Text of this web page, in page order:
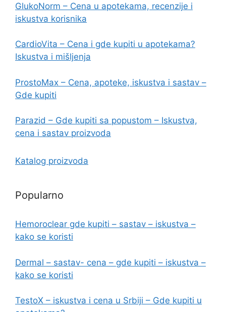
GlukoNorm – Cena u apotekama, recenzije i
iskustva korisnika
CardioVita – Cena i gde kupiti u apotekama?
Iskustva i mišljenja
ProstoMax – Cena, apoteke, iskustva i sastav –
Gde kupiti
Parazid – Gde kupiti sa popustom – Iskustva,
cena i sastav proizvoda
Katalog proizvoda
Popularno
Hemoroclear gde kupiti – sastav – iskustva –
kako se koristi
Dermal – sastav- cena – gde kupiti – iskustva –
kako se koristi
TestoX – iskustva i cena u Srbiji – Gde kupiti u